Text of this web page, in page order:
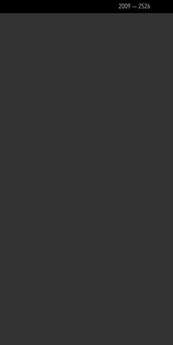
2009 — 2526